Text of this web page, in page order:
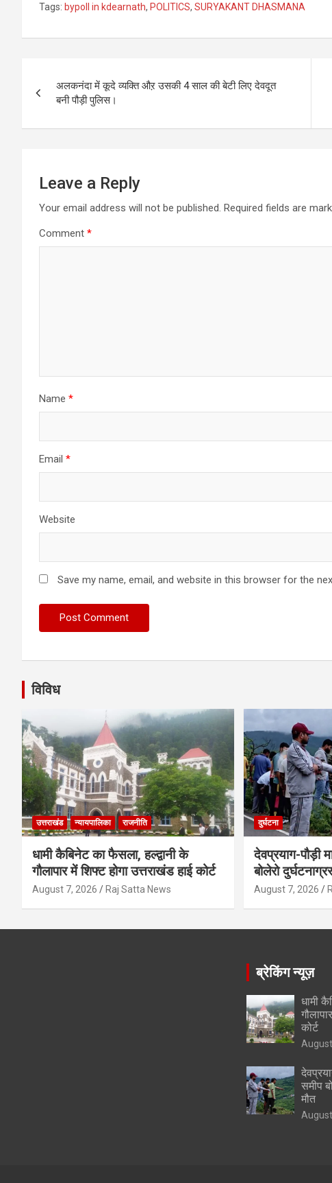
Tags: bypoll in kdearnath, POLITICS, SURYAKANT DHASMANA
navigation
अलकनंदा में कूदे व्यक्ति औऱ उसकी 4 साल की बेटी लिए देवदूत
बनी पौड़ी पुलिस।
Leave a Reply
Your email address will not be published. Required fields are
Comment *
Name *
Email *
Website
Save my name, email, and website in this browser for the
विविध
उत्तराखंड न्यायपालिका राजनीति
धामी कैबिनेट का फैसला, हल्द्वानी के
गौलापार में शिफ्ट होगा उत्तराखंड हाई कोर्ट
August 7, 2026 Raj Satta News
दुर्घटना
देवप्रयाग-पौड़ी
बोलेरो
August 7, 2026
ब्रेकिंग न्यूज़
धामी
कोर्ट
समीप
मौत